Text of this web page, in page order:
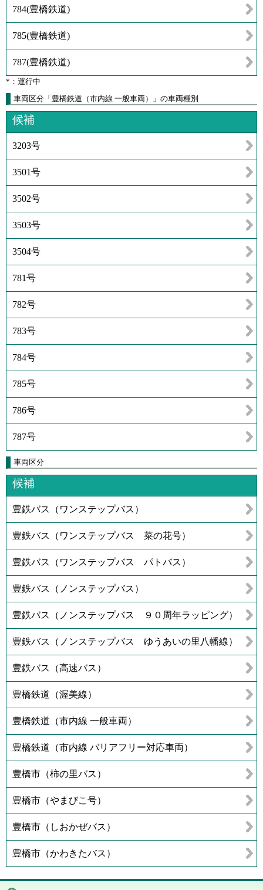
784(豊橋鉄道)
785(豊橋鉄道)
787(豊橋鉄道)
*：運行中
車両区分「豊橋鉄道（市内線 一般車両）」の車両種別
候補
3203号
3501号
3502号
3503号
3504号
781号
782号
783号
784号
785号
786号
787号
車両区分
候補
豊鉄バス（ワンステップバス）
豊鉄バス（ワンステップバス 菜の花号）
豊鉄バス（ワンステップバス パトバス）
豊鉄バス（ノンステップバス）
豊鉄バス（ノンステップバス ９０周年ラッピング）
豊鉄バス（ノンステップバス ゆうあいの里八幡線）
豊鉄バス（高速バス）
豊橋鉄道（渥美線）
豊橋鉄道（市内線 一般車両）
豊橋鉄道（市内線 バリアフリー対応車両）
豊橋市（柿の里バス）
豊橋市（やまびこ号）
豊橋市（しおかぜバス）
豊橋市（かわきたバス）